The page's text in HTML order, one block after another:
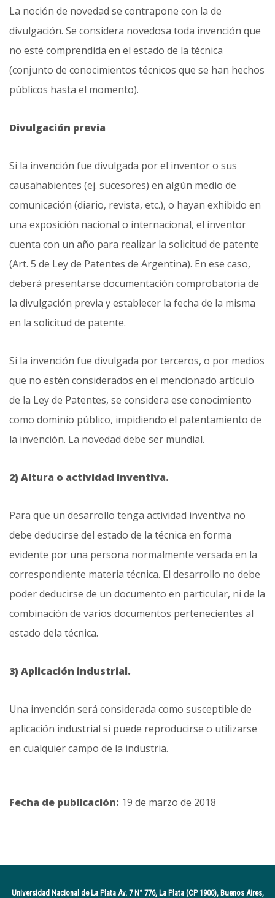
La noción de novedad se contrapone con la de
divulgación. Se considera novedosa toda invención que
no esté comprendida en el estado de la técnica
(conjunto de conocimientos técnicos que se han hechos
públicos hasta el momento).
Divulgación previa
Si la invención fue divulgada por el inventor o sus
causahabientes (ej. sucesores) en algún medio de
comunicación (diario, revista, etc.), o hayan exhibido en
una exposición nacional o internacional, el inventor
cuenta con un año para realizar la solicitud de patente
(Art. 5 de Ley de Patentes de Argentina). En ese caso,
deberá presentarse documentación comprobatoria de
la divulgación previa y establecer la fecha de la misma
en la solicitud de patente.
Si la invención fue divulgada por terceros, o por medios
que no estén considerados en el mencionado artículo
de la Ley de Patentes, se considera ese conocimiento
como dominio público, impidiendo el patentamiento de
la invención. La novedad debe ser mundial.
2) Altura o actividad inventiva.
Para que un desarrollo tenga actividad inventiva no
debe deducirse del estado de la técnica en forma
evidente por una persona normalmente versada en la
correspondiente materia técnica. El desarrollo no debe
poder deducirse de un documento en particular, ni de la
combinación de varios documentos pertenecientes al
estado dela técnica.
3) Aplicación industrial.
Una invención será considerada como susceptible de
aplicación industrial si puede reproducirse o utilizarse
en cualquier campo de la industria.
Fecha de publicación: 19 de marzo de 2018
Universidad Nacional de La Plata Av. 7 N° 776, La Plata (CP 1900), Buenos Aires,